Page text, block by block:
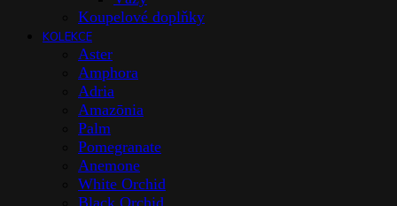
Koupelové doplňky
KOLEKCE
Aster
Amphora
Adria
Amazōnia
Palm
Pomegranate
Anemone
White Orchid
Black Orchid